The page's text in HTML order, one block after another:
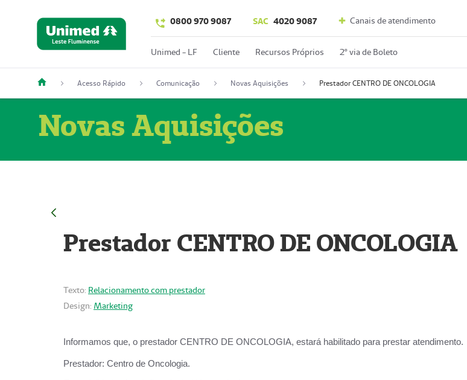
0800 970 9087 SAC 4020 9087 Canais de atendimento
Unimed - LF Cliente Recursos Próprios 2º via de Boleto
Acesso Rápido Comunicação Novas Aquisições Prestador CENTRO DE ONCOLOGIA
Novas Aquisições
Prestador CENTRO DE ONCOLOGIA
Texto: Relacionamento com prestador
Design: Marketing
Informamos que, o prestador CENTRO DE ONCOLOGIA, estará habilitado para prestar atendimento.
Prestador: Centro de Oncologia.